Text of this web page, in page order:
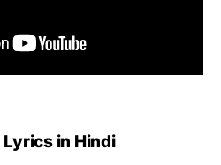
Lyrics in Hindi